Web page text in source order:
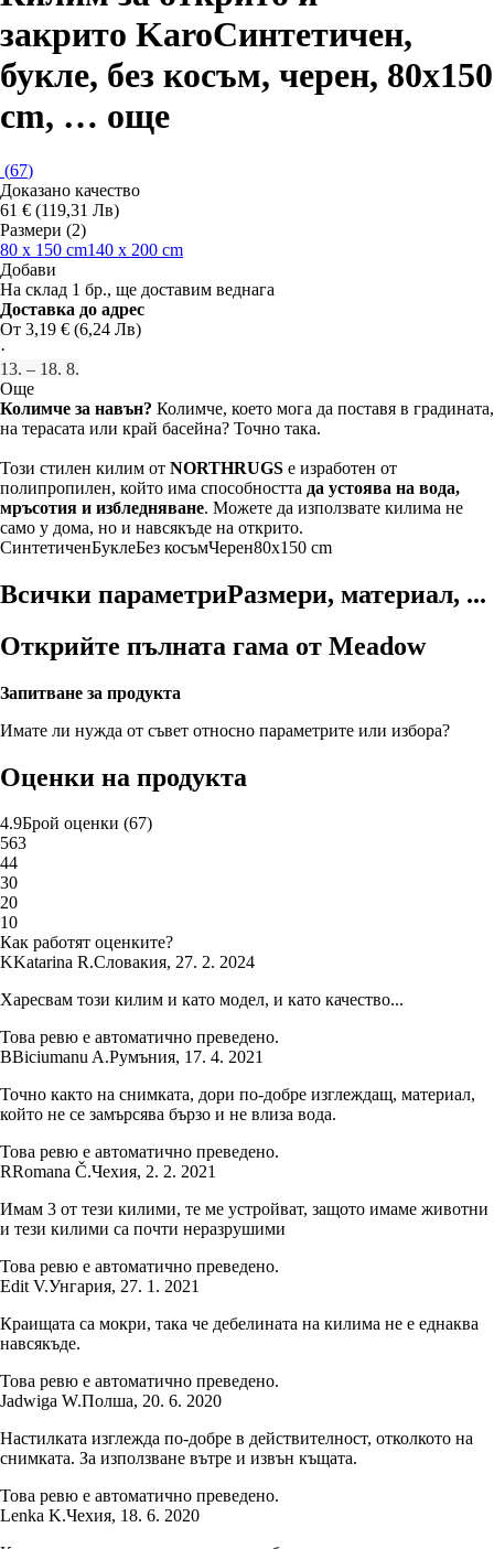
закрито KaroСинтетичен,
букле, без косъм, черен, 80x150
cm, … още
(67)
Доказано качество
61 € (119,31 Лв)
Размери (2)
80 x 150 cm140 x 200 cm
Добави
На склад 1 бр., ще доставим веднага
Доставка до адрес
От 3,19 € (6,24 Лв)
·
13. – 18. 8.
Още
Колимче за навън? Колимче, което мога да поставя в градината,
на терасата или край басейна? Точно така.
Този стилен килим от NORTHRUGS е изработен от
полипропилен, който има способността да устоява на вода,
мръсотия и избледняване. Можете да използвате килима не
само у дома, но и навсякъде на открито.
СинтетиченБуклеБез косъмЧерен80x150 cm
Всички параметриРазмери, материал, ...
Открийте пълната гама от Meadow
Запитване за продукта
Имате ли нужда от съвет относно параметрите или избора?
Оценки на продукта
4.9Брой оценки (67)
563
44
30
20
10
Как работят оценките?
KKatarina R.Словакия, 27. 2. 2024
Харесвам този килим и като модел, и като качество...
Това ревю е автоматично преведено.
BBiciumanu A.Румъния, 17. 4. 2021
Точно както на снимката, дори по-добре изглеждащ, материал,
който не се замърсява бързо и не влиза вода.
Това ревю е автоматично преведено.
RRomana Č.Чехия, 2. 2. 2021
Имам 3 от тези килими, те ме устройват, защото имаме животни
и тези килими са почти неразрушими
Това ревю е автоматично преведено.
Edit V.Унгария, 27. 1. 2021
Краищата са мокри, така че дебелината на килима не е еднаква
навсякъде.
Това ревю е автоматично преведено.
Jadwiga W.Полша, 20. 6. 2020
Настилката изглежда по-добре в действителност, отколкото на
снимката. За използване вътре и извън къщата.
Това ревю е автоматично преведено.
Lenka K.Чехия, 18. 6. 2020